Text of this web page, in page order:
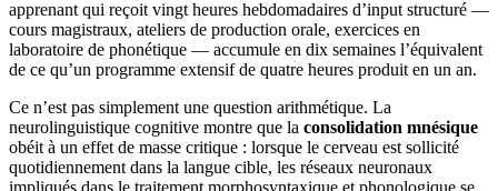
apprenant qui reçoit vingt heures hebdomadaires d’input structuré —
cours magistraux, ateliers de production orale, exercices en
laboratoire de phonétique — accumule en dix semaines l’équivalent
de ce qu’un programme extensif de quatre heures produit en un an.
Ce n’est pas simplement une question arithmétique. La
neurolinguistique cognitive montre que la consolidation mnésique
obéit à un effet de masse critique : lorsque le cerveau est sollicité
quotidiennement dans la langue cible, les réseaux neuronaux